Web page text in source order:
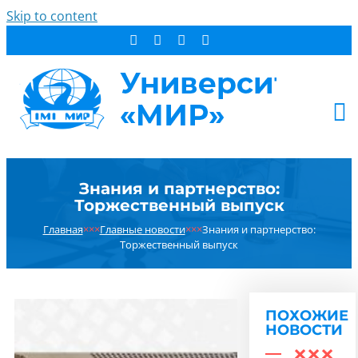
Skip to content
ДОПОБРАЗОВАНИЕ
ОБ УНИВЕРСИТЕТЕ
НОВОСТИ
Знания и партнерство:
Торжественный выпуск
Главная×××Главные новости×××Знания и партнерство:
Торжественный выпуск
ПОХОЖИЕ
НОВОСТИ